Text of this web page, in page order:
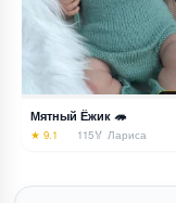
Мятный Ёжик 🦔
★ 9.1 115🏅 Лариса